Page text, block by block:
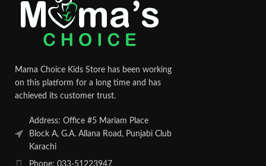
Mama Choice Kids Store has been working
on this platform for a long time and has
achieved its customer trust.
Address: Office #5 Mariam Place
Block A, G.A. Allana Road, Punjabi Club
Karachi
Phone: 033-51223947